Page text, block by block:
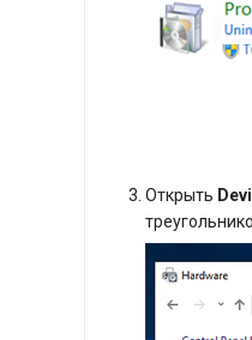
Открыть